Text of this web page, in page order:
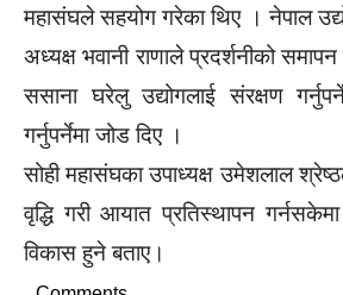
महासंघले सहयोग गरेका थिए । नेपाल
अध्यक्ष भवानी राणाले प्रदर्शनीको
ससाना घरेलु उद्योगलाई संरक्षण
गर्नुपर्नेमा जोड दिए ।
सोही महासंघका उपाध्यक्ष उमेशलाल
वृद्धि गरी आयात प्रतिस्थापन
विकास हुने बताए।